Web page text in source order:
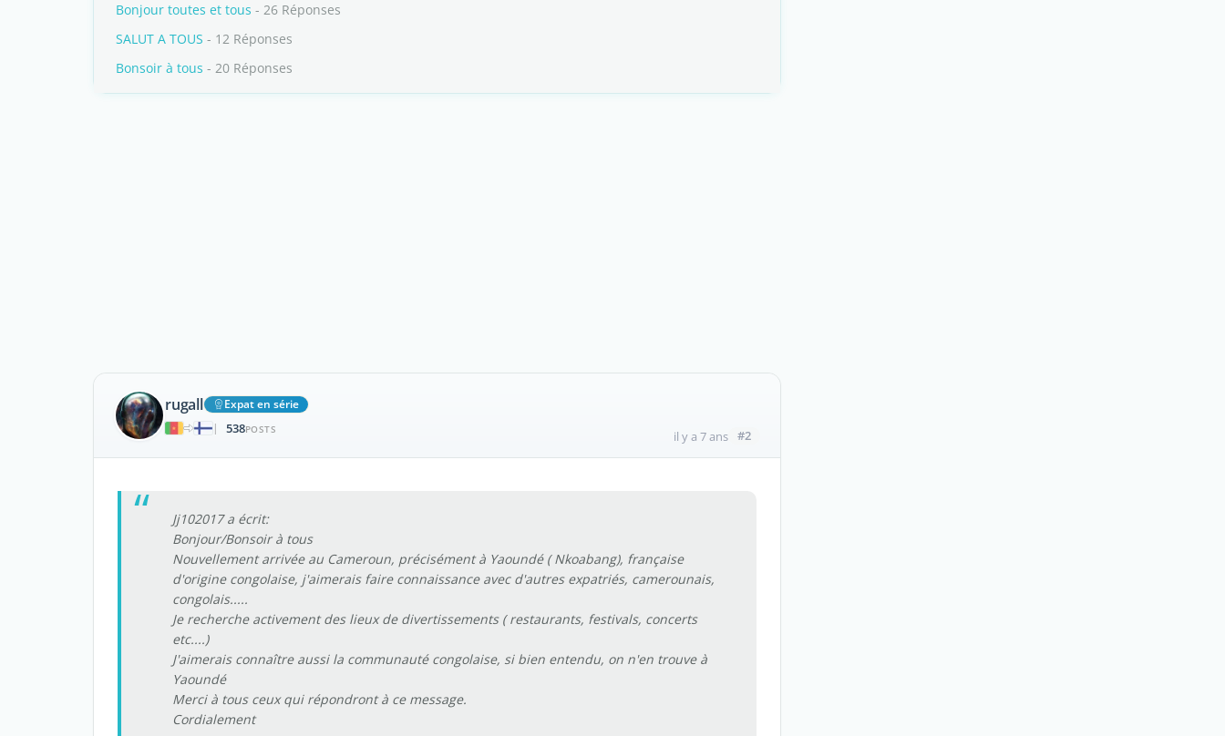
Bonjour toutes et tous - 26 Réponses
SALUT A TOUS - 12 Réponses
Bonsoir à tous - 20 Réponses
rugall
Expat en série
|
538POSTS il y a 7 ans #2
Jj102017 a écrit:
Bonjour/Bonsoir à tous
Nouvellement arrivée au Cameroun, précisément à Yaoundé ( Nkoabang), française
d'origine congolaise, j'aimerais faire connaissance avec d'autres expatriés, camerounais,
congolais.....
Je recherche activement des lieux de divertissements ( restaurants, festivals, concerts
etc....)
J'aimerais connaître aussi la communauté congolaise, si bien entendu, on n'en trouve à
Yaoundé
Merci à tous ceux qui répondront à ce message.
Cordialement